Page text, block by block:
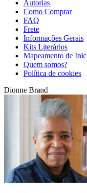
Autorias
Como Comprar
FAQ
Frete
Informações Gerais
Kits Literários
Mapeamento de
Quem somos?
Política de cookies
Dionne Brand